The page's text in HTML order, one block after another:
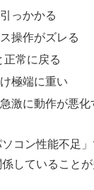
っかかる
操作がズレる
正常に戻る
極端に重い
激に動作が悪化
コン性能不足
していることが